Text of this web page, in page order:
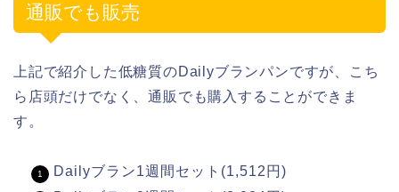
通販でも販売
上記で紹介した低糖質のDailyブランパンですが、こち
ら店頭だけでなく、通販でも購入することができま
す。
Dailyブラン1週間セット(1,512円)